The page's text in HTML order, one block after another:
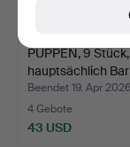
PUPPEN, 9 Stück,
hauptsächlich
Beendet 19. Apr 2026
4 Gebote
43 USD